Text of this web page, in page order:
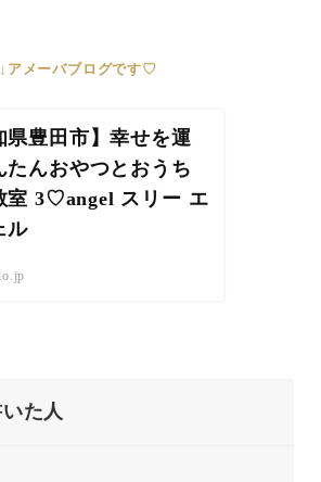
↓アメーバブログです♡
県豊田市】幸せを運
たんおやつとおうち
室 3♡angel スリー エ
ル
た人